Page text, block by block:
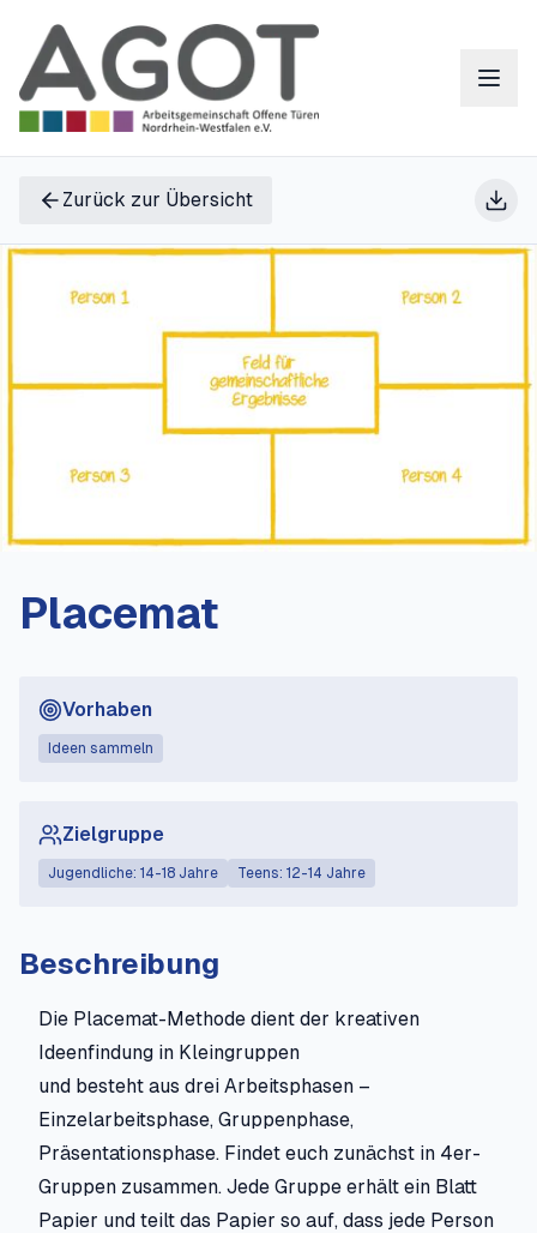
Zurück zur Übersicht
Placemat
Vorhaben
Ideen sammeln
Zielgruppe
Jugendliche: 14-18 Jahre Teens: 12-14 Jahre
Beschreibung
Die Placemat-Methode dient der kreativen
Ideenfindung in Kleingruppen
und besteht aus drei Arbeitsphasen –
Einzelarbeitsphase, Gruppenphase,
Präsentationsphase. Findet euch zunächst in 4er-
Gruppen zusammen. Jede Gruppe erhält ein Blatt
Papier und teilt das Papier so auf, dass jede Person